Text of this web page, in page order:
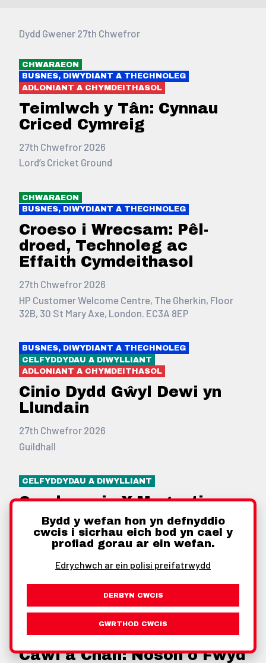
Dydd Gwener 27th Chwefror
CHWARAEON
BUSNES, DIWYDIANT A THECHNOLEG
ADLONIANT A CHYMDEITHASOL
Teimlwch y Tân: Cynnau
Criced Cymreig
27th Chwefror 2026
Lord’s Cricket Ground
CHWARAEON
BUSNES, DIWYDIANT A THECHNOLEG
Croeso i Wrecsam: Pêl-
droed, Technoleg ac
Effaith Cymdeithasol
27th Chwefror 2026
HP Customer Welcome Centre, The Gherkin, Floor
32B, 30 St Mary Axe, London. EC3A 8EP
BUSNES, DIWYDIANT A THECHNOLEG
CELFYDDYDAU A DIWYLLIANT
ADLONIANT A CHYMDEITHASOL
Cinio Dydd Gŵyl Dewi yn
Llundain
27th Chwefror 2026
Guildhall
CELFYDDYDAU A DIWYLLIANT
Cambrensis X Magnetic:
Arddangosfa 'Genoa'
(Arddangosfa Wythnos
Ffasiwn Llundain)
27th Chwefror 2026
London Welsh Centre
BWYD A CHREFFTAU
ADLONIANT A CHYMDEITHASOL
Cawl â Chân: Noson o Fwyd
Bydd y wefan hon yn defnyddio
cwcis i sicrhau eich bod yn cael y
profiad gorau ar ein wefan.
Edrychwch ar ein polisi preifatrwydd
DERBYN CWCIS
GWRTHOD CWCIS